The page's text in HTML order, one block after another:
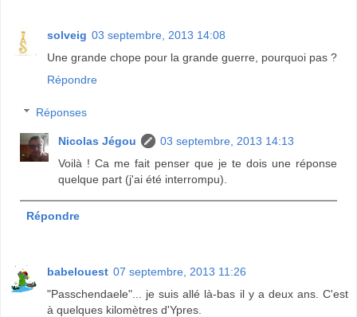
solveig 03 septembre, 2013 14:08
Une grande chope pour la grande guerre, pourquoi pas ?
Répondre
Réponses
Nicolas Jégou
03 septembre, 2013 14:13
Voilà ! Ca me fait penser que je te dois une réponse
quelque part (j'ai été interrompu).
Répondre
babelouest 07 septembre, 2013 11:26
"Passchendaele"... je suis allé là-bas il y a deux ans. C'est
à quelques kilomètres d'Ypres.